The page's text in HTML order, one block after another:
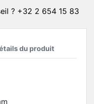
? +32 2 654 15 83
du produit